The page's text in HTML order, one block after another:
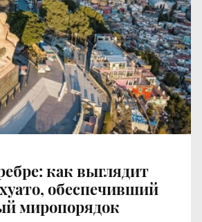
как выглядит
обеспечивший
миропорядок